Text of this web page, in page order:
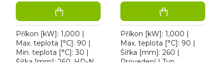
Příkon [kW]: 1,000 |
Max. teplota [°C]: 90 |
Min. teplota [°C]: 30 |
Šířka [mm]: 260. HD-N
Příkon [kW]: 1,000 |
Max. teplota [°C]: 90 |
Šířka [mm]: 260 |
Provedení | Typ